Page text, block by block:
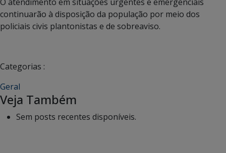
continuarão à disposição da população por meio dos
policiais civis plantonistas e de sobreaviso.
Categorias :
Geral
Veja Também
Sem posts recentes disponíveis.